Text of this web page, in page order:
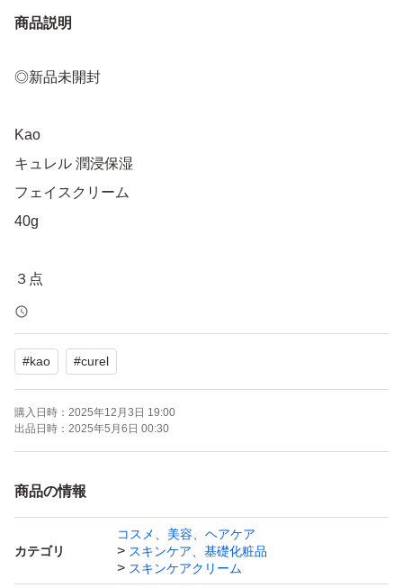
商品説明
◎新品未開封
Kao
キュレル 潤浸保湿
フェイスクリーム
40g
３点
宅急便コンパクトで発送いたします。
※配送中に起きた商品へのダメージや破損に関しましては
責任を取ることは出来ませんので、予めご了承くださいま
せ。
お値下げはできかねますので、交渉はお控えください。
#kao #curel
購入日時： 2025年12月3日 19:00
出品日時： 2025年5月6日 00:30
商品の情報
カテゴリ
コスメ、美容、ヘアケア
スキンケア、基礎化粧品
スキンケアクリーム